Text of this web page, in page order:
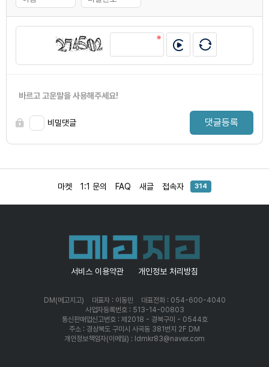
바르고 고운말을 사용해주세요!
비밀댓글 댓글등록
마켓 1:1 문의 FAQ 새글 접속자 314
서비스 이용약관 개인정보 처리방침
DM(메고지고) 대표자 : 이동민
대표전화 : 054-600-4040
사업자등록번호 : 513-14-00803
통신판매업신고번호 : 제2018 - 경북구미 - 0544호
주소 : 경상북도 구미시 사곡동 381번지 2F DM
개인정보책임자(이메일) : ldmkr83@naver.com